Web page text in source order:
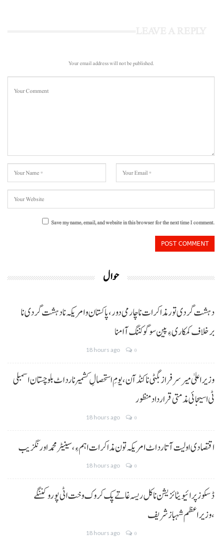
Your email address will not be published.
Save my name, email, and website in this browser for the next time I comment.
حوال
دہشت گردی تور مذاکرات نا چارمی دور،پاکستان و امریکہ نا دہشت گردی نا
برخلاف کمکاری ءِ پین سوگو کننگ آ امنا
18 hours ago 0
وزیراعلیٰ میر سرفراز بگٹی نا کنڈ آن،یومِ استحصالِ کشمیر نا رد اٹ بلوچستان اسمبلی
ٹی اسیجائی مذمتی قرارداد منظور
18 hours ago 0
اقتصادی اولیت آتا رد اٹ امریکہ تون مذاکرات اہم ءِ،سینیٹر محمد اورنگزیب
18 hours ago 0
ڈسکوز پرائیویٹائزیشن نا کل ریسہ غاتے پک کروک وخت اٹی پورو کننگے
،وزیراعظم شہباز شریف
18 hours ago 0